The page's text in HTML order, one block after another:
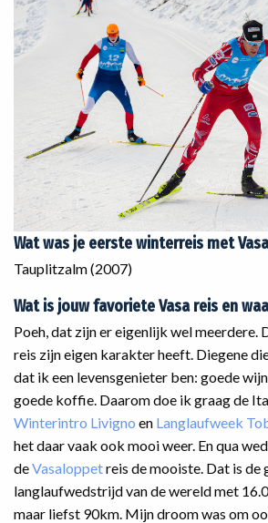
Wat was je eerste winterreis met
‌Tauplitzalm (2007)
Wat is jouw favoriete Vasa reis en
‌Poeh, dat zijn er eigenlijk wel meerdere.
reis zijn eigen karakter heeft. Diegene
dat ik een levensgenieter ben: goede
goede koffie. Daarom doe ik graag de
Winterintro Livigno en Langlaufweek
het daar vaak ook mooi weer. En qua
deVasaloppetreis de mooiste. Dat is de
langlaufwedstrijd van de wereld met
maar liefst 90km. Mijn droom was om